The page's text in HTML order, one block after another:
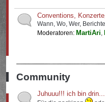
Conventions,
Wann, Wo, Wer,
Moderatoren: MartiAri,
Community
Juhuuu!!! ich bin drin...